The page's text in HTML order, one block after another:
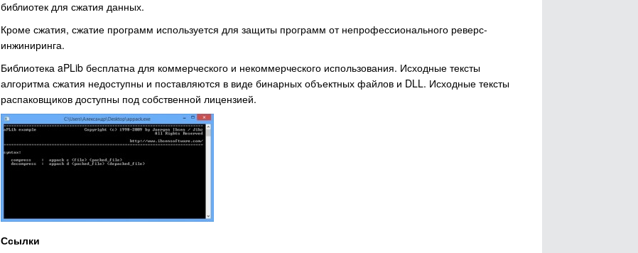
библиотек для сжатия данных.
Кроме сжатия, сжатие программ используется для защиты программ от непрофессионального реверс-
инжиниринга.
Библиотека aPLib бесплатна для коммерческого и некоммерческого использования. Исходные тексты
алгоритма сжатия недоступны и поставляются в виде бинарных объектных файлов и DLL. Исходные тексты
распаковщиков доступны под собственной лицензией.
Ссылки